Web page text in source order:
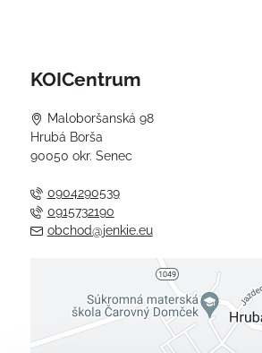
KOICentrum
Maloboršanská 98
Hrubá Borša
90050 okr. Senec
0904290539
0915732190
obchod@jenkie.eu
Externý obsah je
Voľbami súkromia